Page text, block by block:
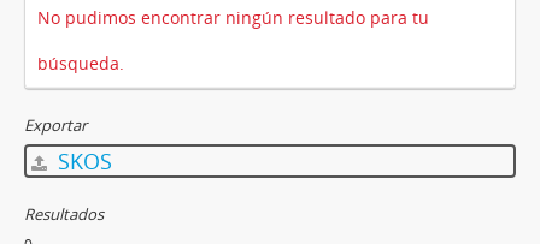
No pudimos encontrar ningún resultado para tu
búsqueda.
Exportar
SKOS
Resultados